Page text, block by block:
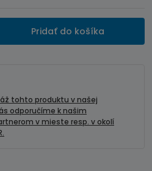
Pridať do košíka
tohto produktu v našej
odporučíme k našim
v mieste resp. v okolí